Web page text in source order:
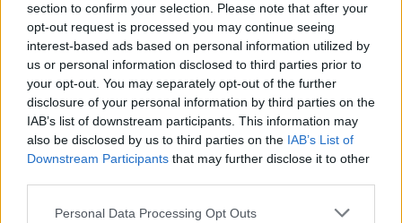
section to confirm your selection. Please note that after your
opt-out request is processed you may continue seeing
interest-based ads based on personal information utilized by
us or personal information disclosed to third parties prior to
your opt-out. You may separately opt-out of the further
disclosure of your personal information by third parties on the
IAB’s list of downstream participants. This information may
also be disclosed by us to third parties on the IAB’s List of
Downstream Participants that may further disclose it to other
Personal Data Processing Opt Outs
Πέντε απλά τεστ υγείας που μπορείτε
να κάνετε στο σπίτι
Δεν είναι ανάγκη να περιμένετε να επισκεφθείτε τον
γιατρό σας, για να μάθετε αν κάτι δεν πάει καλά στον